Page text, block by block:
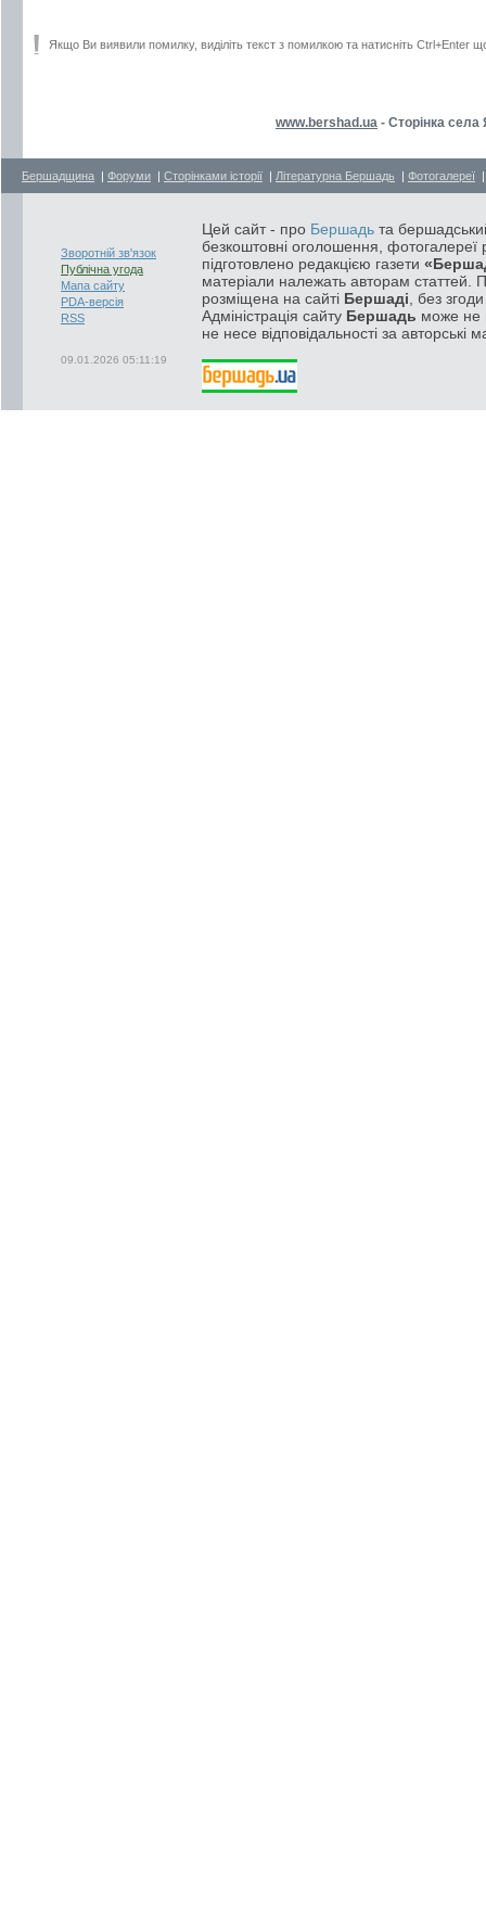
Якщо Ви виявили помилку, виділіть текст з помилкою та натисніть Ctrl+Enter
www.bershad.ua - Сторінка
Бершадщина | Форуми | Сторінками історії | Літературна Бершадь | Фотогалереї
Зворотній зв'язок
Публічна угода
Мапа сайту
PDA-версія
RSS
09.01.2026 05:11:19
Цей сайт - про Бершадь та
безкоштовні оголошення, фотогалереї
підготовлено редакцією газети
матеріали належать авторам статтей.
розміщена на сайті Бершаді , без
Адміністрація сайту Бершадь може не
не несе відповідальності за авторські